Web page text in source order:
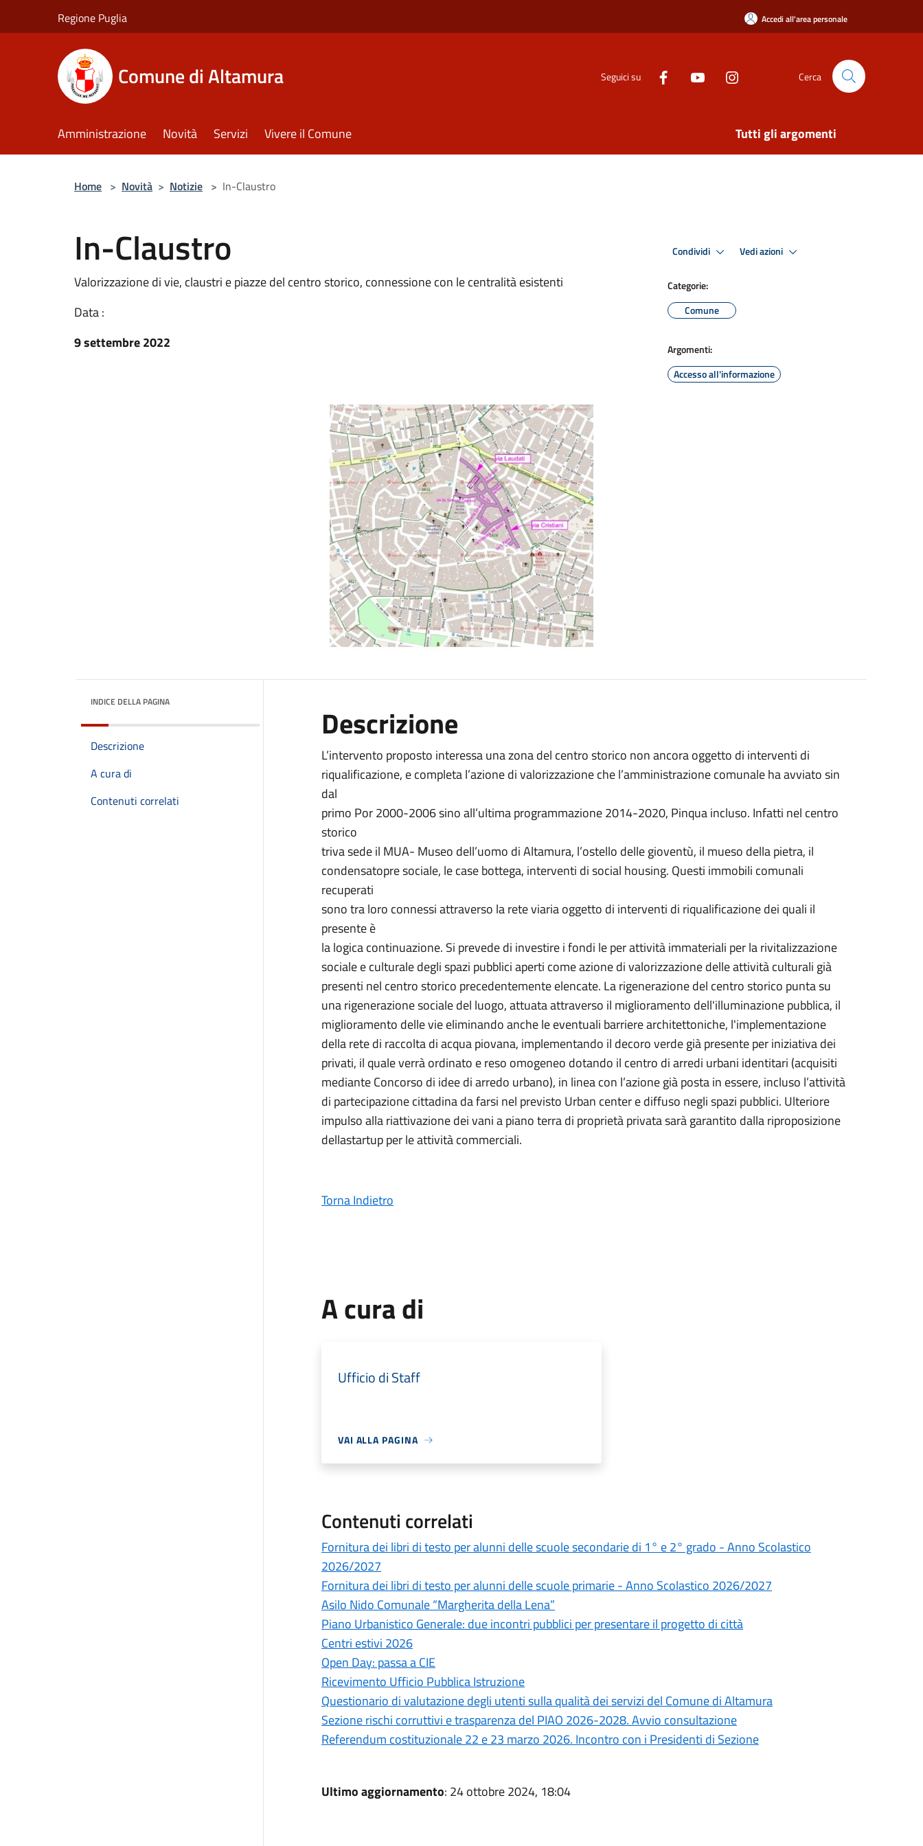
Regione Puglia Accedi all'area personale
Comune di Altamura Seguici su Cerca
Amministrazione Novità Servizi Vivere il Comune Tutti gli argomenti
Home > Novità > Notizie > In-Claustro
In-Claustro
Valorizzazione di vie, claustri e piazze del centro storico, connessione con le centralità esistenti
Data :
9 settembre 2022
Condividi Vedi azioni
Categorie:
Comune
Argomenti:
Accesso all'informazione
INDICE DELLA PAGINA
Descrizione
A cura di
Contenuti correlati
Descrizione
L’intervento proposto interessa una zona del centro storico non ancora oggetto di interventi di
riqualificazione, e completa l’azione di valorizzazione che l’amministrazione comunale ha avviato sin
dal
primo Por 2000-2006 sino all’ultima programmazione 2014-2020, Pinqua incluso. Infatti nel centro
storico
triva sede il MUA- Museo dell’uomo di Altamura, l’ostello delle gioventù, il mueso della pietra, il
condensatopre sociale, le case bottega, interventi di social housing. Questi immobili comunali
recuperati
sono tra loro connessi attraverso la rete viaria oggetto di interventi di riqualificazione dei quali il
presente è
la logica continuazione. Si prevede di investire i fondi le per attività immateriali per la rivitalizzazione
sociale e culturale degli spazi pubblici aperti come azione di valorizzazione delle attività culturali già
presenti nel centro storico precedentemente elencate. La rigenerazione del centro storico punta su
una rigenerazione sociale del luogo, attuata attraverso il miglioramento dell'illuminazione pubblica, il
miglioramento delle vie eliminando anche le eventuali barriere architettoniche, l'implementazione
della rete di raccolta di acqua piovana, implementando il decoro verde già presente per iniziativa dei
privati, il quale verrà ordinato e reso omogeneo dotando il centro di arredi urbani identitari (acquisiti
mediante Concorso di idee di arredo urbano), in linea con l’azione già posta in essere, incluso l’attività
di partecipazione cittadina da farsi nel previsto Urban center e diffuso negli spazi pubblici. Ulteriore
impulso alla riattivazione dei vani a piano terra di proprietà privata sarà garantito dalla riproposizione
dellastartup per le attività commerciali.
Torna Indietro
A cura di
Ufficio di Staff
VAI ALLA PAGINA
Contenuti correlati
Fornitura dei libri di testo per alunni delle scuole secondarie di 1° e 2° grado - Anno Scolastico
2026/2027
Fornitura dei libri di testo per alunni delle scuole primarie - Anno Scolastico 2026/2027
Asilo Nido Comunale “Margherita della Lena”
Piano Urbanistico Generale: due incontri pubblici per presentare il progetto di città
Centri estivi 2026
Open Day: passa a CIE
Ricevimento Ufficio Pubblica Istruzione
Questionario di valutazione degli utenti sulla qualità dei servizi del Comune di Altamura
Sezione rischi corruttivi e trasparenza del PIAO 2026-2028. Avvio consultazione
Referendum costituzionale 22 e 23 marzo 2026. Incontro con i Presidenti di Sezione
Ultimo aggiornamento: 24 ottobre 2024, 18:04